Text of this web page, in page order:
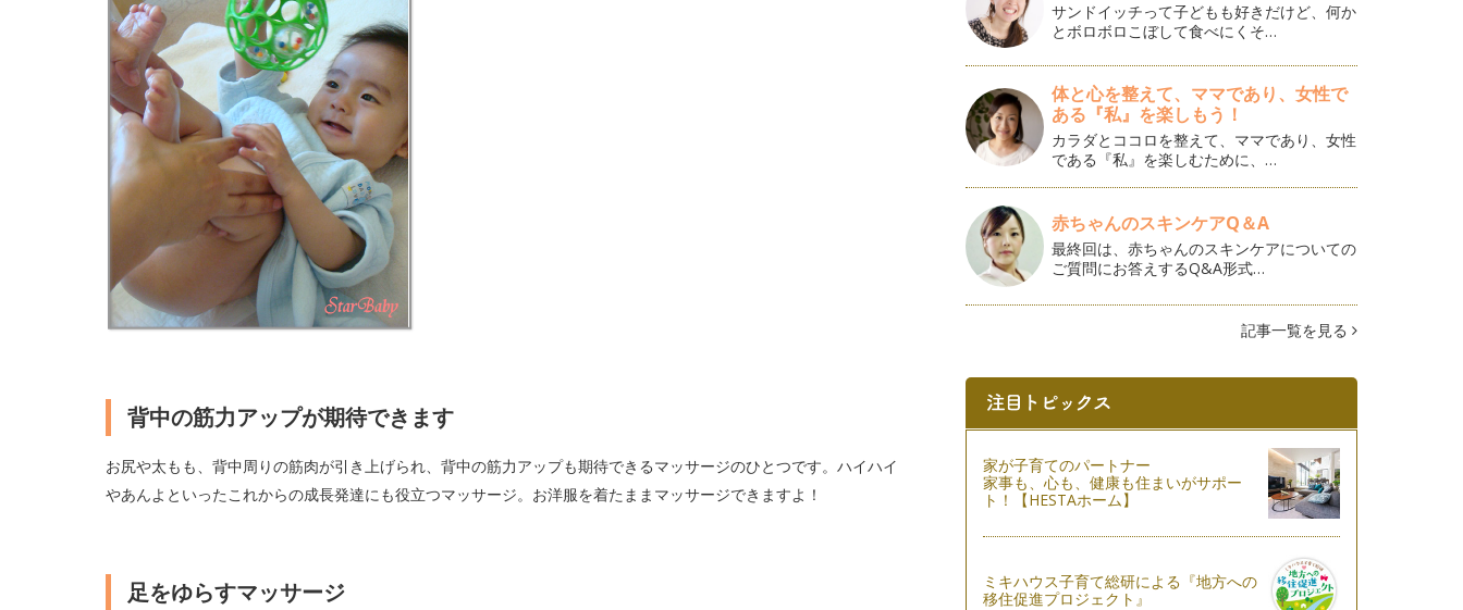
背中の筋力アップが期待できます
お尻や太もも、背中周りの筋肉が引き上げられ、背中の筋力アップも期待できるマッサージのひとつです。ハイハイ
やあんよといったこれからの成長発達にも役立つマッサージ。お洋服を着たままマッサージできますよ！
足をゆらすマッサージ
サンドイッチって子どもも好きだけど、何か
とボロボロこぼして食べにくそ…
体と心を整えて、ママであり、女性で
ある『私』を楽しもう！
カラダとココロを整えて、ママであり、女性
である『私』を楽しむために、…
赤ちゃんのスキンケアQ＆A
最終回は、赤ちゃんのスキンケアについての
ご質問にお答えするQ&A形式…
記事一覧を見る
家が子育てのパートナー
家事も、心も、健康も住まいがサポー
ト！【HESTAホーム】
ミキハウス子育て総研による『地方への
移住促進プロジェクト』